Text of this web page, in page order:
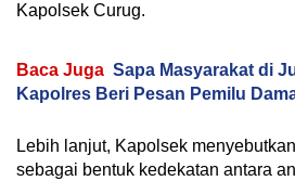
Kapolsek Curug.
Baca Juga Sapa Masyarakat di
Kapolres Beri Pesan Pemilu
Lebih lanjut, Kapolsek
sebagai bentuk kedekatan antara